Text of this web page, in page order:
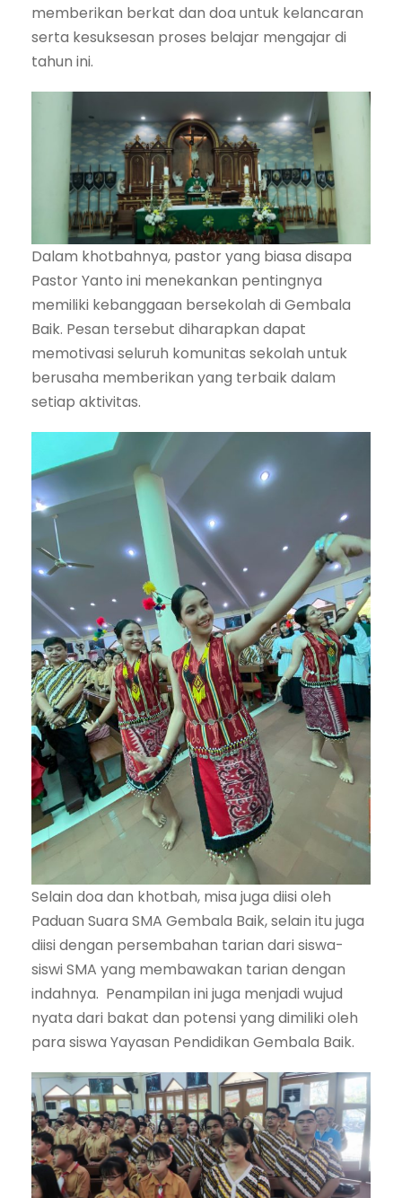
memberikan berkat dan doa untuk kelancaran
serta kesuksesan proses belajar mengajar di
tahun ini.
Dalam khotbahnya, pastor yang biasa disapa
Pastor Yanto ini menekankan pentingnya
memiliki kebanggaan bersekolah di Gembala
Baik. Pesan tersebut diharapkan dapat
memotivasi seluruh komunitas sekolah untuk
berusaha memberikan yang terbaik dalam
setiap aktivitas.
Selain doa dan khotbah, misa juga diisi oleh
Paduan Suara SMA Gembala Baik, selain itu juga
diisi dengan persembahan tarian dari siswa-
siswi SMA yang membawakan tarian dengan
indahnya. Penampilan ini juga menjadi wujud
nyata dari bakat dan potensi yang dimiliki oleh
para siswa Yayasan Pendidikan Gembala Baik.